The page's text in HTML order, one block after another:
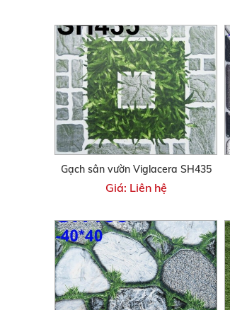
Gạch sân vườn Viglacera SH435
Giá: Liên hệ